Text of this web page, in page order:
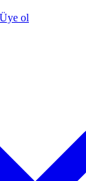
Üye ol